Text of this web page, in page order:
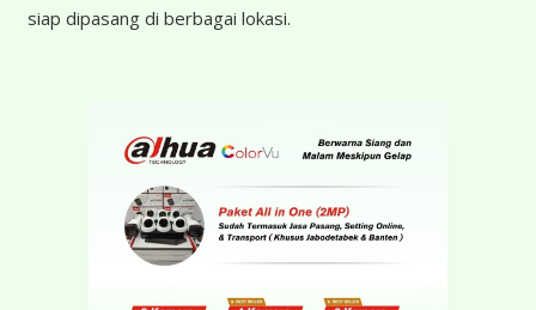
siap dipasang di berbagai lokasi.